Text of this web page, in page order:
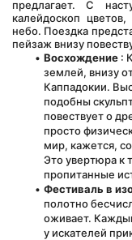
предлагает. С
калейдоскоп
небо. Поездка
пейзаж внизу
Восхождение :
землей, внизу
Каппадокии.
подобны
повествует о
просто
мир, кажется,
Это увертюра к
пропитанные
Фестиваль в
полотно
оживает.
у искателей